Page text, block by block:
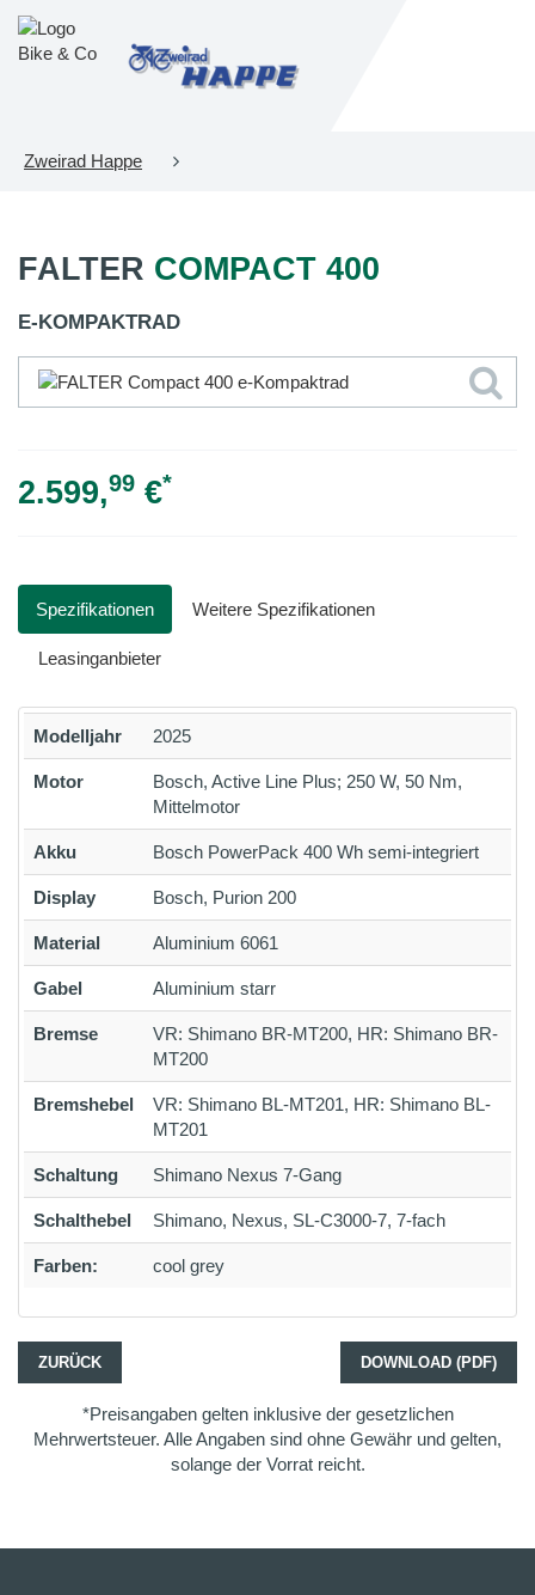
Zweirad Happe
FALTER COMPACT 400
E-KOMPAKTRAD
2.599,99 €*
Spezifikationen Weitere Spezifikationen
Leasinganbieter
Modelljahr 2025
Motor
Bosch, Active Line Plus; 250 W, 50 Nm,
Mittelmotor
Akku Bosch PowerPack 400 Wh semi-integriert
Display Bosch, Purion 200
Material Aluminium 6061
Gabel Aluminium starr
Bremse
VR: Shimano BR-MT200, HR: Shimano BR-
MT200
Bremshebel
VR: Shimano BL-MT201, HR: Shimano BL-
MT201
Schaltung Shimano Nexus 7-Gang
Schalthebel Shimano, Nexus, SL-C3000-7, 7-fach
Farben: cool grey
ZURÜCK DOWNLOAD (PDF)
*Preisangaben gelten inklusive der gesetzlichen
Mehrwertsteuer. Alle Angaben sind ohne Gewähr und gelten,
solange der Vorrat reicht.